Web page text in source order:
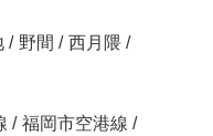
/ 野間 / 西月隈 /
/ 福岡市空港線 /